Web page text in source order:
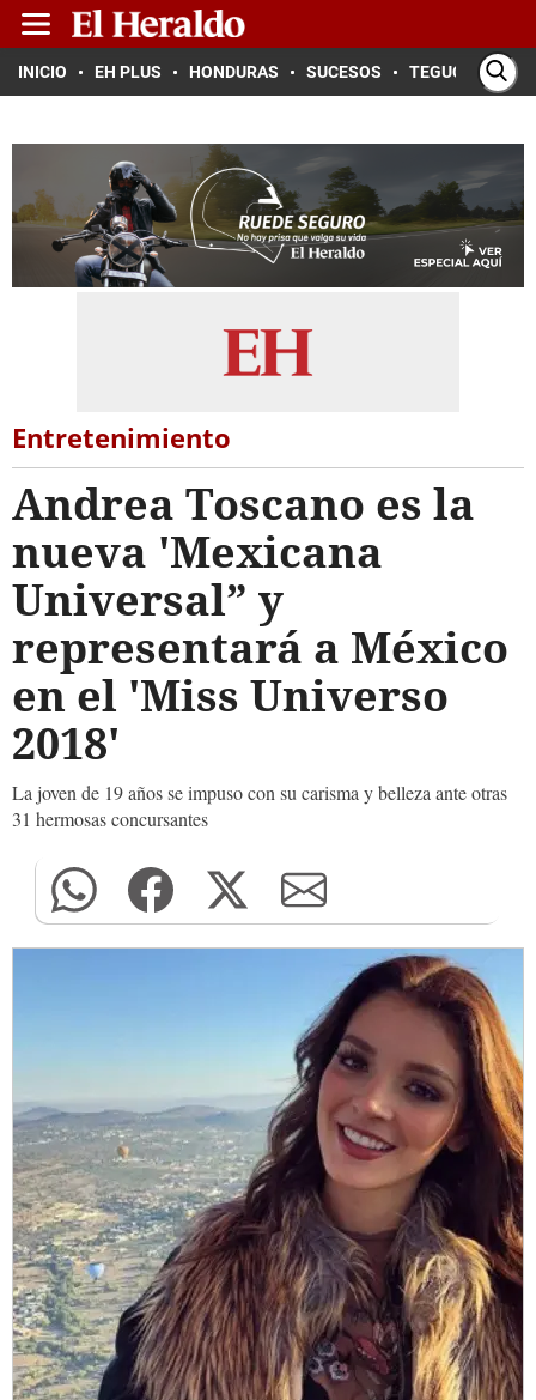
INICIO EH PLUS HONDURAS SUCESOS TEGUCIGALPA
Entretenimiento
Andrea Toscano es la
nueva 'Mexicana
Universal” y
representará a México
en el 'Miss Universo
2018'
La joven de 19 años se impuso con su carisma y belleza ante otras
31 hermosas concursantes